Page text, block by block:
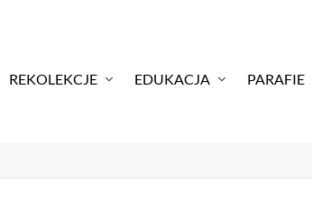
REKOLEKCJE EDUKACJA PARAFIE